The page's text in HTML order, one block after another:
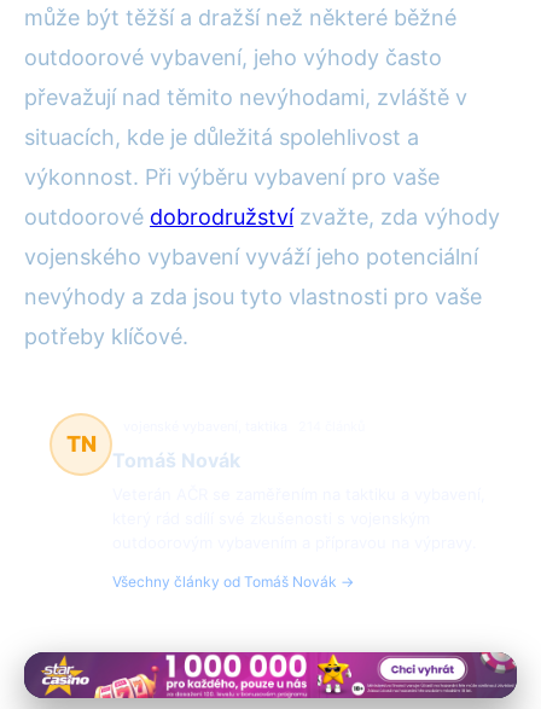
může být těžší a dražší než některé běžné
outdoorové vybavení, jeho výhody často
převažují nad těmito nevýhodami, zvláště v
situacích, kde je důležitá spolehlivost a
výkonnost. Při výběru vybavení pro vaše
outdoorové dobrodružstvízvažte, zda výhody
vojenského vybavení vyváží jeho potenciální
nevýhody a zda jsou tyto vlastnosti pro vaše
potřeby klíčové.
TN
Tomáš Novák
Všechny články od Tomáš Novák →